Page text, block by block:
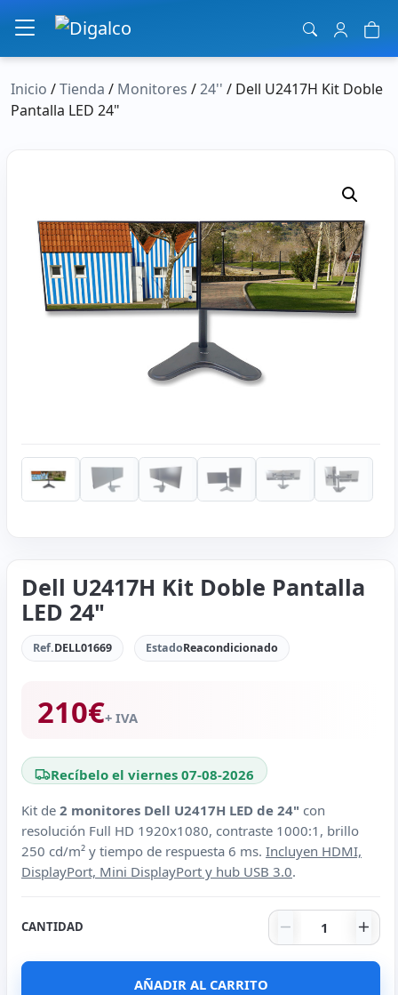
Navegación principal
Inicio /Tienda / Monitores /24'' / Dell U2417H Kit Doble
Pantalla LED 24"
Dell U2417H Kit Doble Pantalla
LED 24"
Ref.DELL01669 EstadoReacondicionado
210€+ IVA
Recíbelo el viernes 07-08-2026
Kit de 2 monitores Dell U2417H LED de 24" con
resolución Full HD 1920x1080, contraste 1000:1, brillo
250 cd/m² y tiempo de respuesta 6 ms. Incluyen HDMI,
DisplayPort, Mini DisplayPort y hub USB 3.0.
CANTIDAD Dell U2417H
AÑADIR AL CARRITO